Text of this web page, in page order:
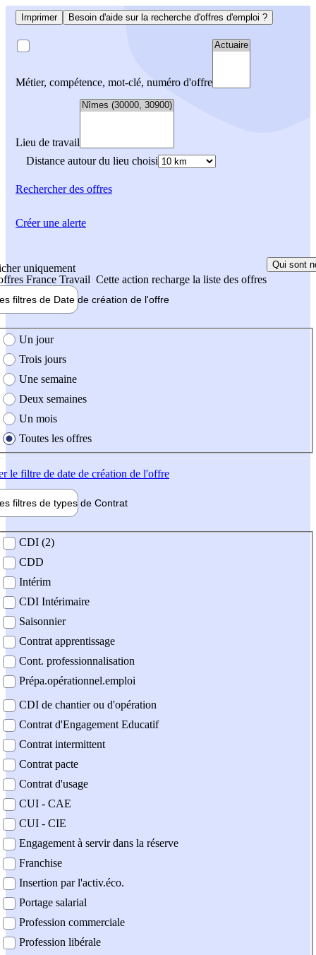
Imprimer Besoin d'aide sur la recherche d'offres d'emploi ?
Métier, compétence, mot-clé, numéro d'offre
Lieu de travail
Distance autour du lieu choisi
Rechercherdes offres
uniquement
France Travail Cette action recharge la liste des offres
Qui sont
filtres de Date de création de l'offre
création de l'offre
Un jour
Trois jours
Une semaine
Deux semaines
Un mois
Toutes les offres
le filtre de date de création de l'offre
filtres de types de Contrat
contrat
CDI (2)
CDD
Intérim
CDI Intérimaire
Saisonnier
Contrat apprentissage
Cont. professionnalisation
Prépa.opérationnel.emploi
CDI de chantier ou d'opération
Contrat d'Engagement Educatif
Contrat intermittent
Contrat pacte
Contrat d'usage
CUI - CAE
CUI - CIE
Engagement à servir dans la réserve
Franchise
Insertion par l'activ.éco.
Portage salarial
Profession commerciale
Profession libérale
Créer une alerte